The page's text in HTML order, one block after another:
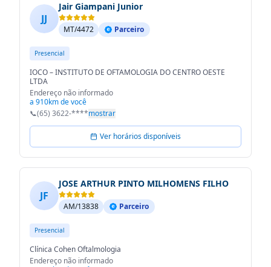
JJ
Jair Giampani Junior
MT/4472 Parceiro
Presencial
IOCO – INSTITUTO DE OFTAMOLOGIA DO CENTRO OESTE
LTDA
Endereço não informado
a 910km de você
📞(65) 3622-****mostrar
Ver horários disponíveis
JF
JOSE ARTHUR PINTO MILHOMENS FILHO
AM/13838 Parceiro
Presencial
Clínica Cohen Oftalmologia
Endereço não informado